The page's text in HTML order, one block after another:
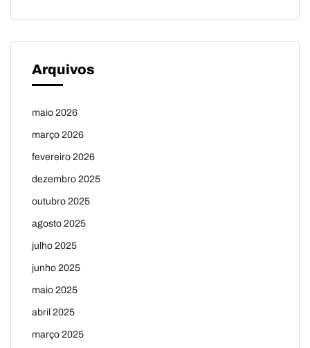
Arquivos
maio 2026
março 2026
fevereiro 2026
dezembro 2025
outubro 2025
agosto 2025
julho 2025
junho 2025
maio 2025
abril 2025
março 2025